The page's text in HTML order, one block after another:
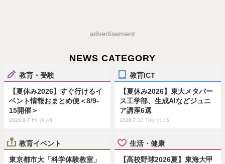
advertisement
NEWS CATEGORY
教育・受験
【夏休み2026】すぐ行けるイ
ベント情報おまとめ便＜8/9-
15開催＞
2026.8.7 Fri 19:45
教育ICT
【夏休み2026】東大メタバー
ス工学部、生成AIなどジュニ
ア講座6選
2026.7.30 Thu 11:15
教育イベント
東京都市大「科学体験教室」
生活・健康
【高校野球2026夏】東海大甲